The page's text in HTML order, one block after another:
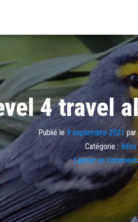
4 travel
Publié le 9 septembre 2021 par
Catégorie : Infos
Laisser un